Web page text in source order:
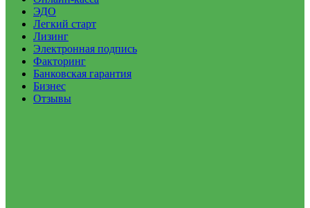
ЭДО
Легкий старт
Лизинг
Электронная подпись
Факторинг
Банковская гарантия
Бизнес
Отзывы